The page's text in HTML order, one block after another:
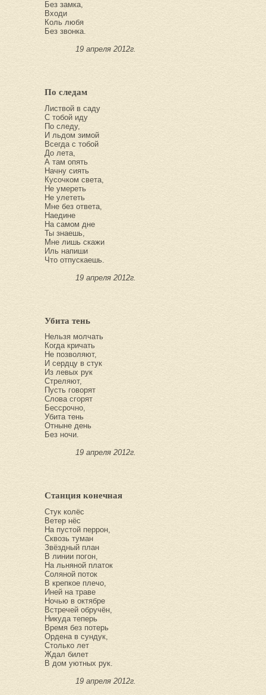
Без замка,
Входи
Коль любя
Без звонка.
19 апреля 2012г.
По следам
Листвой в саду
С тобой иду
По следу,
И льдом зимой
Всегда с тобой
До лета,
А там опять
Начну сиять
Кусочком света,
Не умереть
Не улететь
Мне без ответа,
Наедине
На самом дне
Ты знаешь,
Мне лишь скажи
Иль напиши
Что отпускаешь.
19 апреля 2012г.
Убита тень
Нельзя молчать
Когда кричать
Не позволяют,
И сердцу в стук
Из левых рук
Стреляют,
Пусть говорят
Слова сгорят
Бессрочно,
Убита тень
Отныне день
Без ночи.
19 апреля 2012г.
Станция конечная
Стук колёс
Ветер нёс
На пустой перрон,
Сквозь туман
Звёздный план
В линии погон,
На льняной платок
Соляной поток
В крепкое плечо,
Иней на траве
Ночью в октябре
Встречей обручён,
Никуда теперь
Время без потерь
Ордена в сундук,
Столько лет
Ждал билет
В дом уютных рук.
19 апреля 2012г.